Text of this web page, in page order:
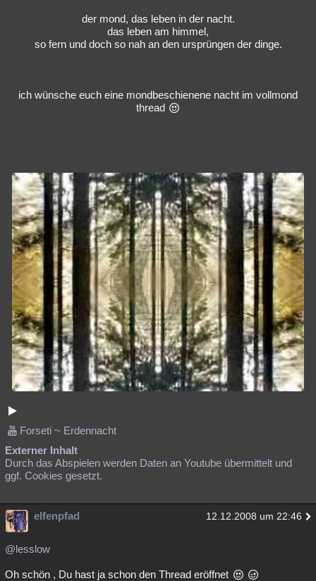
der mond, das leben in der nacht.
das leben am himmel,
so fern und doch so nah an den ursprüngen der dinge.
ich wünsche euch eine mondbeschienene nacht im vollmond
thread
Forseti ~ Erdennacht
Externer Inhalt
Durch das Abspielen werden Daten an Youtube übermittelt und
ggf. Cookies gesetzt.
elfenpfad 12.12.2008 um 22:46
@lesslow
Oh schön , Du hast ja schon den Thread eröffnet